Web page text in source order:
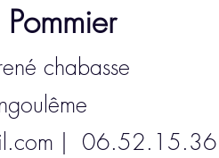
chabasse
|